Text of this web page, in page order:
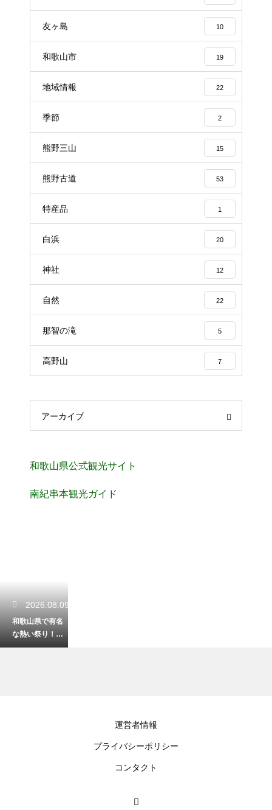
友ヶ島 10
和歌山市 19
地域情報 22
季節 2
熊野三山 15
熊野古道 53
特産品 1
白浜 20
神社 12
自然 22
那智の滝 5
高野山 7
アーカイブ
和歌山県公式観光サイト
南紀串本観光ガイド
2026.08.09
和歌山県で有名
な熱い祭り！歴
史と伝統を感じ
運営者情報
プライバシーポリシー
コンタクト